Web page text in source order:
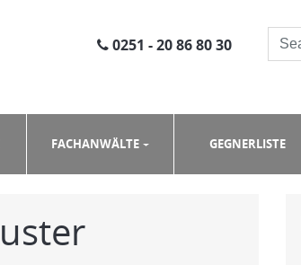
0251 - 20 86 80 30
FACHANWÄLTE GEGNERLISTE